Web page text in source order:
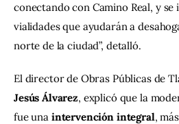
conectando con Camino Real, y se
vialidades que ayudarán a
norte de la ciudad”, detalló.
El director de Obras Públicas de
Jesús Álvarez, explicó que la
fue una intervención integral,